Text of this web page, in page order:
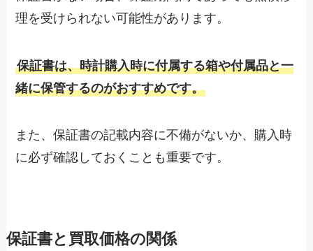
理を受けられない可能性があります。
保証書は、時計購入時に付属する箱や付属品と一
緒に保管するのがおすすめです。
また、保証書の記載内容に不備がないか、購入時
に必ず確認しておくことも重要です。
保証書と買取価格の関係